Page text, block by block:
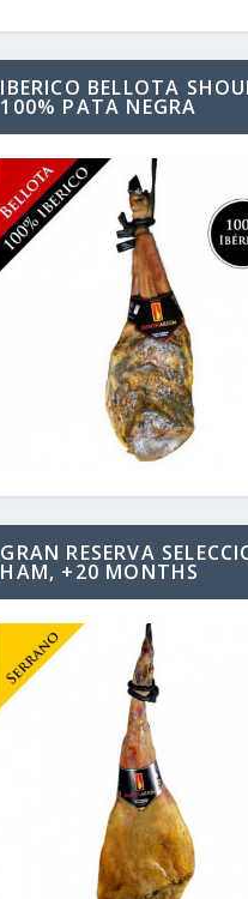
IBERICO BELLOTA
100% PATA NEGRA
GRAN RESERVA
HAM, +20 MONTHS